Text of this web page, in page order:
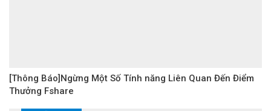
[Thông Báo]Ngừng Một Số Tính năng Liên Quan Đến Điểm
Thưởng Fshare